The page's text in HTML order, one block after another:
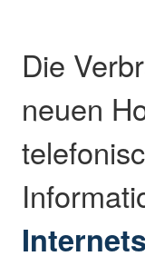
Die
neuen